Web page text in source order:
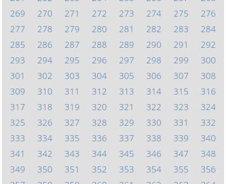
269
270 271 272 273 274 275
276
277
278 279 280 281 282 283
284
285
286 287 288 289 290 291
292
293
294 295 296 297 298 299
300
301
302 303 304 305 306 307
308
309
310 311 312 313 314 315
316
317
318 319 320 321 322 323
324
325
326 327 328 329 330 331
332
333
334 335 336 337 338 339
340
341
342 343 344 345 346 347
348
349
350 351 352 353 354 355
356